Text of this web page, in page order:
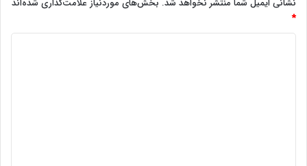
نشانی ایمیل شما منتشر نخواهد شد. بخش‌های موردنیاز علامت‌گذاری شده‌اند
*